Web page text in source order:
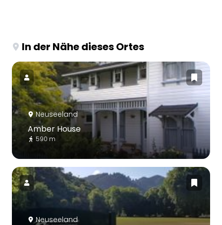
In der Nähe dieses Ortes
Neuseeland
Amber House
590 m
Neuseeland